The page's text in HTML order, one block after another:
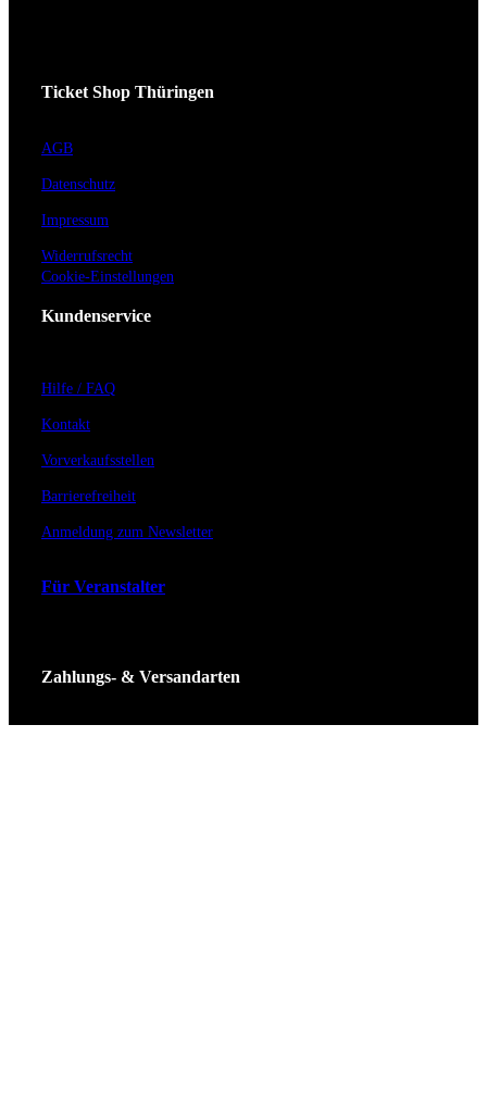
Ticket Shop Thüringen
AGB
Datenschutz
Impressum
Widerrufsrecht
Cookie-Einstellungen
Kundenservice
Hilfe / FAQ
Kontakt
Vorverkaufsstellen
Barrierefreiheit
Anmeldung zum Newsletter
Für Veranstalter
Zahlungs- & Versandarten